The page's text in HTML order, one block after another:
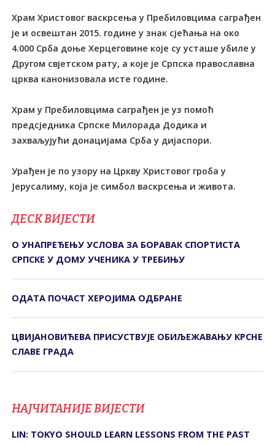
Храм Христовог васкрсења у Пребиловцима саграђен
је и освештан 2015. године у знак сјећања на око
4.000 Срба доње Херцеговине које су усташе убиле у
Другом свјетском рату, а које је Српска православна
црква канонизовала исте године.
Храм у Пребиловцима саграђен је уз помоћ
предсједника Српске Милорада Додика и
захваљујући донацијама Срба у дијаспори.
Урађен је по узору на Цркву Христовог гроба у
Јерусалиму, која је симбол васкрсења и живота.
ДЕСК ВИЈЕСТИ
О УНАПРЕЂЕЊУ УСЛОВА ЗА БОРАВАК СПОРТИСТА
СРПСКЕ У ДОМУ УЧЕНИКА У ТРЕБИЊУ
ОДАТА ПОЧАСТ ХЕРОЈИМА ОДБРАНЕ
ЦВИЈАНОВИЋЕВА ПРИСУСТВУЈЕ ОБИЉЕЖАВАЊУ КРСНЕ
СЛАВЕ ГРАДА
НАЈЧИТАНИЈЕ ВИЈЕСТИ
LIN: TOKYO SHOULD LEARN LESSONS FROM THE PAST